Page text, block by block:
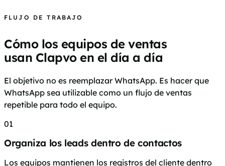
FLUJO DE TRABAJO
Cómo los equipos de ventas
usan Clapvo en el día a día
El objetivo no es reemplazar WhatsApp. Es hacer que
WhatsApp sea utilizable como un flujo de ventas
repetible para todo el equipo.
01
Organiza los leads dentro de contactos
Los equipos mantienen los registros del cliente dentro